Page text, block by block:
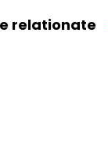
relationate